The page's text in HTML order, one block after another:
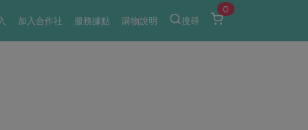
加入合作社 服務據點 購物說明 搜尋
0